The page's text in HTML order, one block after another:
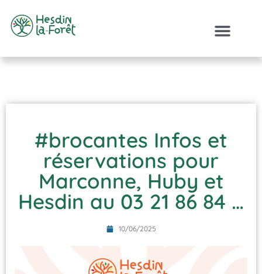
#brocantes Infos et
réservations pour
Marconne, Huby et
Hesdin au 03 21 86 84 …
10/06/2025